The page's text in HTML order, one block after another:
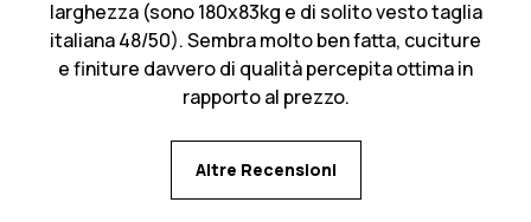
larghezza (sono 180x83kg e di solito vesto taglia
italiana 48/50). Sembra molto ben fatta, cuciture
e finiture davvero di qualità percepita ottima in
rapporto al prezzo.
Altre Recensioni